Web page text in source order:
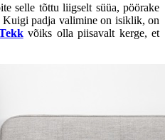
selle tõttu liigselt süüa, pöörake
Kuigi padja valimine on isiklik, on
võiks olla piisavalt kerge, et